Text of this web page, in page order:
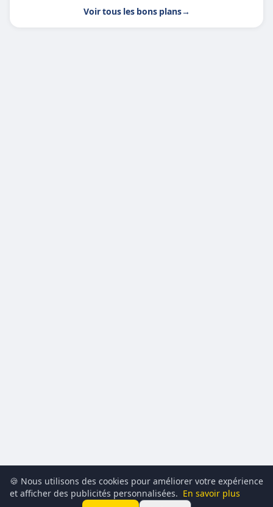
Voir tous les bons plans→
🍪 Nous utilisons des cookies pour améliorer votre expérience
et afficher des publicités personnalisées. En savoir plus